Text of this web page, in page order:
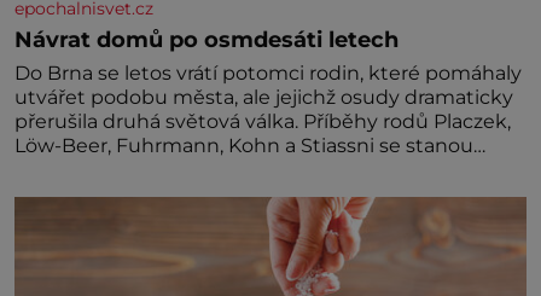
epochalnisvet.cz
Návrat domů po osmdesáti letech
Do Brna se letos vrátí potomci rodin, které pomáhaly
utvářet podobu města, ale jejichž osudy dramaticky
přerušila druhá světová válka. Příběhy rodů Placzek,
Löw-Beer, Fuhrmann, Kohn a Stiassni se stanou
židovské kultury ŠTETL FEST 2026. Některé návraty
nejsou jednoduché. Místa, která si člověk pamatuje z
rodinných vyprávění, už dávno